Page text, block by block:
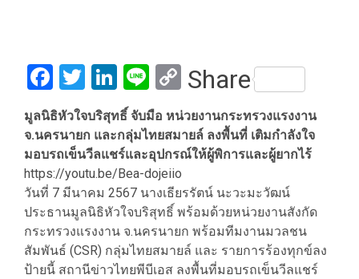
Facebook
Twitter
LinkedIn
LineCopy
Link
Share
มูลนิธิหัวใจบริสุทธิ์ จับมือ หน่วยงานกระทรวงแรงงาน
จ.นครนายก และกลุ่มไทยสมายล์ ลงพื้นที่ เติมกำลังใจ
มอบรถเข็นวีลแชร์และอุปกรณ์ให้ผู้พิการและผู้ยากไร้
https://youtu.be/Bea-dojeiio
วันที่ 7 มีนาคม 2567 นางเธียรรัตน์ นะวะมะวัฒน์
ประธานมูลนิธิหัวใจบริสุทธิ์ พร้อมด้วยหน่วยงานสังกัด
กระทรวงแรงงาน จ.นครนายก พร้อมทีมงานมวลชน
สัมพันธ์ (CSR) กลุ่มไทยสมายล์ และ รายการร้องทุกข์ลง
ป้ายนี้ สถานีข่าวไทยพีบีเอส ลงพื้นที่มอบรถเข็นวีลแชร์